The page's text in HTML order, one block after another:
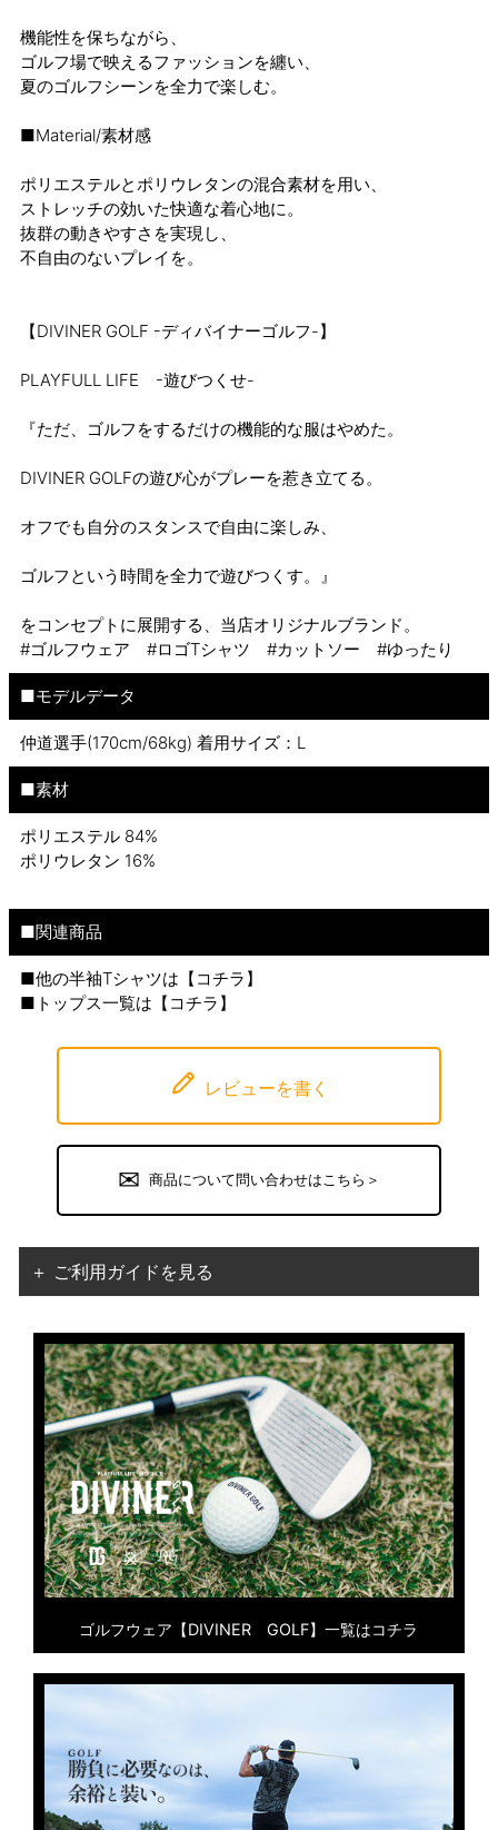
機能性を保ちながら、
ゴルフ場で映えるファッションを纏い、
夏のゴルフシーンを全力で楽しむ。
■Material/素材感
ポリエステルとポリウレタンの混合素材を用い、
ストレッチの効いた快適な着心地に。
抜群の動きやすさを実現し、
不自由のないプレイを。
【DIVINER GOLF -ディバイナーゴルフ-】
PLAYFULL LIFE -遊びつくせ-
『ただ、ゴルフをするだけの機能的な服はやめた。
DIVINER GOLFの遊び心がプレーを惹き立てる。
オフでも自分のスタンスで自由に楽しみ、
ゴルフという時間を全力で遊びつくす。』
をコンセプトに展開する、当店オリジナルブランド。
#ゴルフウェア #ロゴTシャツ #カットソー #ゆったり
■モデルデータ
仲道選手(170cm/68kg) 着用サイズ：L
■素材
ポリエステル 84%
ポリウレタン 16%
■関連商品
■他の半袖Tシャツは【 コチラ 】
■トップス一覧は【 コチラ 】
レビューを書く
商品について問い合わせはこちら＞
＋ ご利用ガイドを見る
ゴルフウェア【DIVINER GOLF】一覧はコチラ